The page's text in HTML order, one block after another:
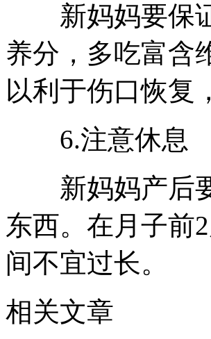
新妈妈要保证
养分，多吃富含
以利于伤口恢复
6.注意休息
新妈妈产后要
东西。在月子前
间不宜过长。
相关文章